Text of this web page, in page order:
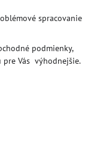
spracovanie
podmienky,
pre Vás výhodnejšie.